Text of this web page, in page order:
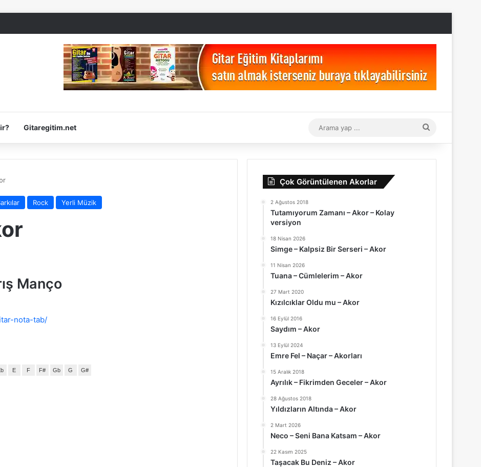
Gitaregitim.net
yap
Rock Yerli Müzik
Manço
nota-tab/
E F F# Gb G G#
Çok Görüntülenen Akorlar
2 Ağustos 2018
Tutamıyorum Zamanı – Akor – Kolay
versiyon
18 Nisan 2026
Simge – Kalpsiz Bir Serseri – Akor
11 Nisan 2026
Tuana – Cümlelerim – Akor
27 Mart 2020
Kızılcıklar Oldu mu – Akor
16 Eylül 2016
Saydım – Akor
13 Eylül 2024
Emre Fel – Naçar – Akorları
15 Aralık 2018
Ayrılık – Fikrimden Geceler – Akor
28 Ağustos 2018
Yıldızların Altında – Akor
2 Mart 2026
Neco – Seni Bana Katsam – Akor
22 Kasım 2025
Taşacak Bu Deniz – Akor